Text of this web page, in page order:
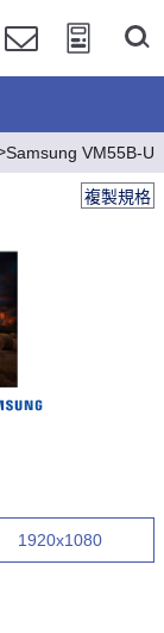
Samsung VM55B-U
複製規格
1920x1080